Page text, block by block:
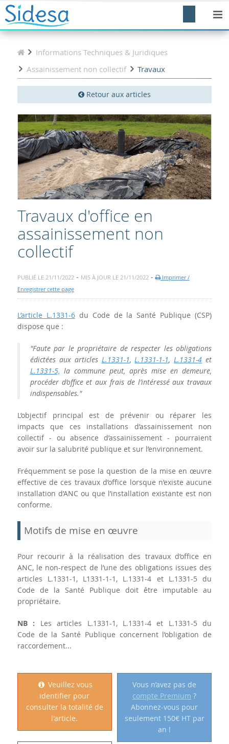
Informations Techniques & Juridiques
Assainissement non collectif
Travaux
Retour aux articles
Travaux d'office en
assainissement non
collectif
PUBLIÉ LE 21/11/2022- MIS À JOUR LE 21/11/2022-
Imprimer /
Enregistrer cette page
L’article L.1331-6du Code de la Santé Publique (CSP)
dispose que :
"Faute par le propriétaire de respecter les obligations
édictées aux articles L.1331-1,L.1331-1-1,L.1331-4 et
L.1331-5, la commune peut, après mise en demeure,
procéder d’office et aux frais de l’intéressé aux travaux
indispensables."
L’objectif principal est de prévenir ou réparer les
impacts que ces installations d’assainissement non
collectif - ou absence d’assainissement - pourraient
avoir sur la salubrité publique et sur l’environnement.
Fréquemment se pose la question de la mise en œuvre
effective de ces travaux d’office lorsque n’existe aucune
installation d’ANC ou que l’installation existante est non
conforme.
Motifs de mise en œuvre
Pour recourir à la réalisation des travaux d’office en
ANC, le non-respect de l’une des obligations issues des
articles L.1331-1, L1331-1-1, L.1331-4 et L.1331-5 du
Code de la Santé Publique doit être imputable au
propriétaire.
NB : Les articles L.1331-1, L.1331-4 et L.1331-5 du
Code de la Santé Publique concernent l’obligation de
raccordement...
Veuillez vous
identifier pour
consulter la totalité de
l'article.
Vous n’avez pas de
compte Premium ?
Abonnez-vous pour
seulement 150€ HT par
an !